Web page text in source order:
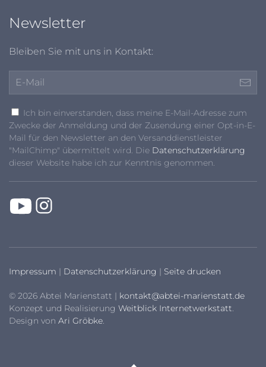
Newsletter
Bleiben Sie mit uns in Kontakt:
Ich bin einverstanden, dass meine E-Mail-Adresse zum
Zwecke der Anmeldung und der Zusendung einer Opt-in-E-
Mail für den Newsletter an den Versanddienstleister
"MailChimp" übermittelt wird. Die Datenschutzerklärung
dieser Website habe ich zur Kenntnis genommen.
Impressum | Datenschutzerklärung | Seite drucken
© 2026 Abtei Marienstatt | kontakt@abtei-marienstatt.de
Konzept und Realisierung Weitblick Internetwerkstatt.
Design von Ari Gröbke.